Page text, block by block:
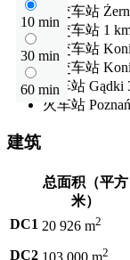
10 min
30 min
60 min
公交车站
公交车站 1
公交车站
公交车站
火车站 Gądki
火车站
建筑
总面积（平方
米）
DC1 20 926 m2
DC2 2